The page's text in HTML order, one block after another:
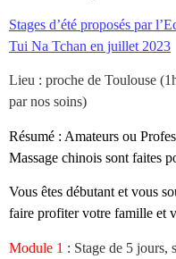
Stages d’été proposés par
Tui Na Tchan en juillet 2023
Lieu : proche de Toulouse
par nos soins)
Résumé : Amateurs ou
Massage chinois sont faites
Vous êtes débutant et vous
faire profiter votre famille et
Module 1 : Stage de 5 jours,